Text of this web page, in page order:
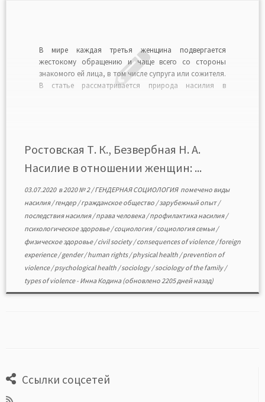
В мире каждая третья женщина подвергается
жестокому обращению и чаще всего со стороны
знакомого ей лица, в том числе супруга или сожителя.
В статье рассматривается природа насилия в
Ростовская Т. К., Безвербная Н. А.
Насилие в отношении женщин: ...
03.07.2020в2020 № 2/ГЕНДЕРНАЯ СОЦИОЛОГИЯ помечено виды
насилия/гендер /гражданское общество /зарубежный опыт/
последствия насилия/права человека/профилактика насилия/
психологическое здоровье/социология/социология семьи /
физическое здоровье/civil society/consequences of violence/foreign
experience/gender/human rights/physical health /prevention of
violence/psychological health /sociology/sociology of the family/
types of violence- Инна Кодина(обновлено 2205 дней назад)
Ссылки соцсетей